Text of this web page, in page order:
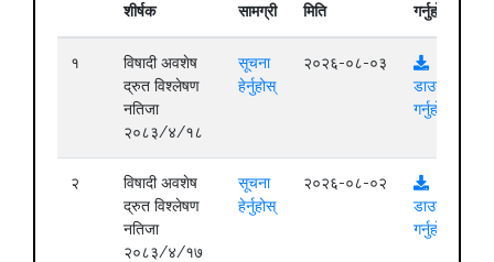
शीर्षक सामग्री
मिति
गर्नुहोस्
१
विषादी अवशेष
द्रुत विश्लेषण
नतिजा
२०८३/४/१८
सूचना
हेर्नुहोस्
२०२६-०८-०३
डाउनलोड
गर्नुहोस्
२
विषादी अवशेष
द्रुत विश्लेषण
नतिजा
२०८३/४/१७
सूचना
हेर्नुहोस्
२०२६-०८-०२
डाउनलोड
गर्नुहोस्